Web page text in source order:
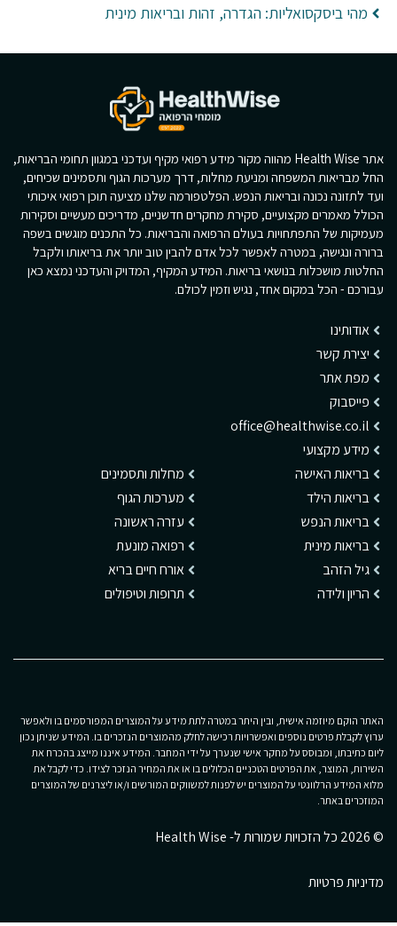
מהי ביסקסואליות: הגדרה, זהות ובריאות מינית
אתר Health Wise מהווה מקור מידע רפואי מקיף ועדכני במגוון תחומי הבריאות,
החל מבריאות המשפחה ומניעת מחלות, דרך מערכות הגוף ותסמינים שכיחים,
ועד לתזונה נכונה ובריאות הנפש. הפלטפורמה שלנו מציעה תוכן רפואי איכותי
הכולל מאמרים מקצועיים, סקירת מחקרים חדשניים, מדריכים מעשיים וסקירות
מעמיקות של התפתחויות בעולם הרפואה והבריאות. כל התכנים מוגשים בשפה
ברורה ונגישה, במטרה לאפשר לכל אדם להבין טוב יותר את בריאותו ולקבל
החלטות מושכלות בנושאי בריאות. המידע המקיף, המדויק והעדכני נמצא כאן
עבורכם - הכל במקום אחד, נגיש וזמין לכולם.
אודותינו
יצירת קשר
מפת אתר
פייסבוק
office@healthwise.co.il
מידע מקצועי
בריאות האישה
בריאות הילד
בריאות הנפש
בריאות מינית
גיל הזהב
הריון ולידה
מחלות ותסמינים
מערכות הגוף
עזרה ראשונה
רפואה מונעת
אורח חיים בריא
תרופות וטיפולים
האתר הוקם מיוזמה אישית, ובין היתר במטרה לתת מידע על המוצרים המפורסמים בו ולאפשר
ערוץ לקבלת פרטים נוספים ואפשרויות רכישה לחלק מהמוצרים הנזכרים בו. המידע שניתן נכון
ליום כתיבתו, ומבוסס על מחקר אישי שנערך על ידי המחבר. המידע איננו מייצג בהכרח את
השירות, המוצר, את הפרטים הטכניים הכלולים בו או את המחיר הנזכר לצידו. כדי לקבל את
מלוא המידע הרלוונטי על המוצרים יש לפנות למשווקים המורשים ו/או ליצרנים של המוצרים
המוזכרים באתר.
© 2026 כל הזכויות שמורות ל- Health Wise
מדיניות פרטיות